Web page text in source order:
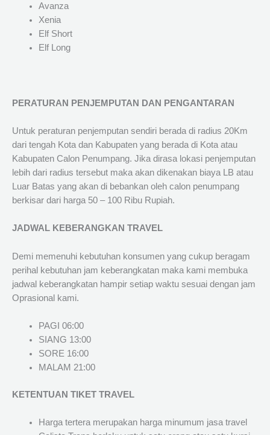
Avanza
Xenia
Elf Short
Elf Long
PERATURAN PENJEMPUTAN DAN PENGANTARAN
Untuk peraturan penjemputan sendiri berada di radius 20Km
dari tengah Kota dan Kabupaten yang berada di Kota atau
Kabupaten Calon Penumpang. Jika dirasa lokasi penjemputan
lebih dari radius tersebut maka akan dikenakan biaya LB atau
Luar Batas yang akan di bebankan oleh calon penumpang
berkisar dari harga 50 – 100 Ribu Rupiah.
JADWAL KEBERANGKAN TRAVEL
Demi memenuhi kebutuhan konsumen yang cukup beragam
perihal kebutuhan jam keberangkatan maka kami membuka
jadwal keberangkatan hampir setiap waktu sesuai dengan jam
Oprasional kami.
PAGI 06:00
SIANG 13:00
SORE 16:00
MALAM 21:00
KETENTUAN TIKET TRAVEL
Harga tertera merupakan harga minumum jasa travel